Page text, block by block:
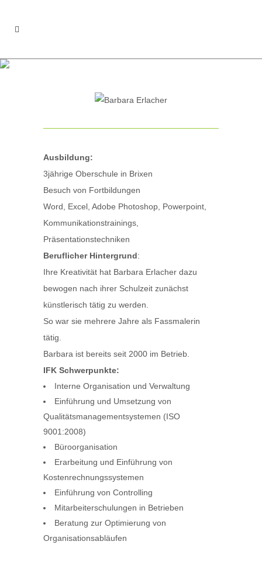
Ausbildung:
3jährige Oberschule in Brixen
Besuch von Fortbildungen
Word, Excel, Adobe Photoshop, Powerpoint,
Kommunikationstrainings,
Präsentationstechniken
Beruflicher Hintergrund:
Ihre Kreativität hat Barbara Erlacher dazu
bewogen nach ihrer Schulzeit zunächst
künstlerisch tätig zu werden.
So war sie mehrere Jahre als Fassmalerin
tätig.
Barbara ist bereits seit 2000 im Betrieb.
IFK Schwerpunkte:
Interne Organisation und Verwaltung
Einführung und Umsetzung von
Qualitätsmanagementsystemen (ISO
9001:2008)
Büroorganisation
Erarbeitung und Einführung von
Kostenrechnungssystemen
Einführung von Controlling
Mitarbeiterschulungen in Betrieben
Beratung zur Optimierung von
Organisationsabläufen